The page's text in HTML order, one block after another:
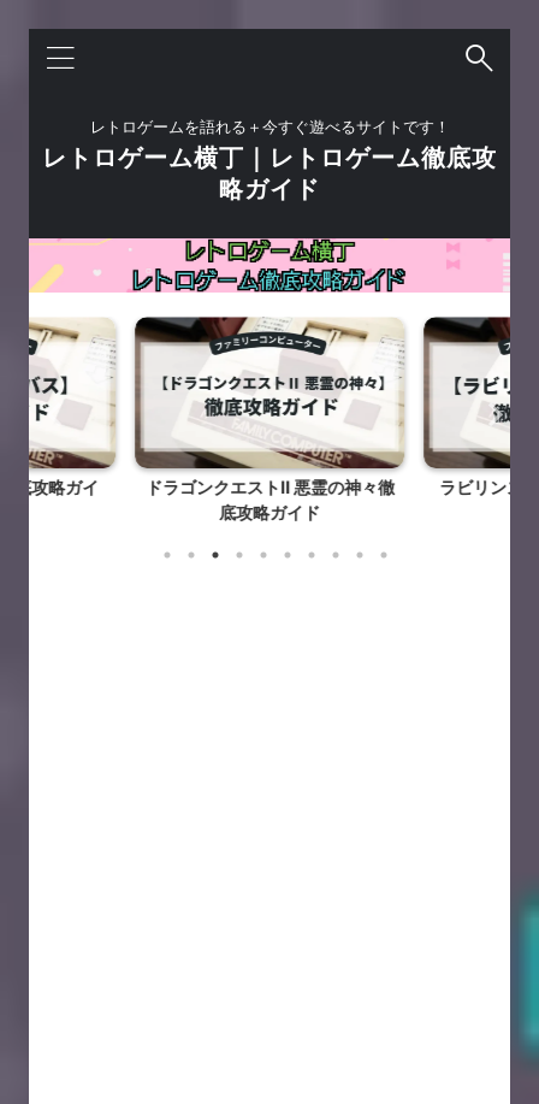
レトロゲームを語れる＋今すぐ遊べるサイトです！
レトロゲーム横丁｜レトロゲーム徹底攻
略ガイド
底攻略ガイ
ドラゴンクエストⅡ 悪霊の神々徹
底攻略ガイド
ラビリンス